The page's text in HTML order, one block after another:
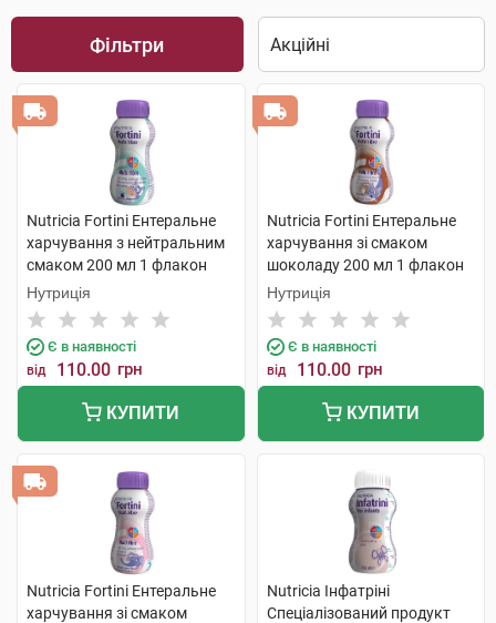
Фільтри
Nutricia Fortini Ентеральне
харчування з нейтральним
смаком 200 мл 1 флакон
Нутриція
Є в наявності
від 110.00 грн
КУПИТИ
Nutricia Fortini Ентеральне
харчування зі смаком
шоколаду 200 мл 1 флакон
Нутриція
Є в наявності
від 110.00 грн
КУПИТИ
Nutricia Fortini Ентеральне
харчування зі смаком
Nutricia Інфатріні
Спеціалізований продукт